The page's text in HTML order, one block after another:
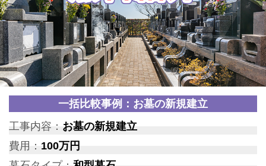
一括比較事例：お墓の新規建立
工事内容： お墓の新規建立
費用： 100万円